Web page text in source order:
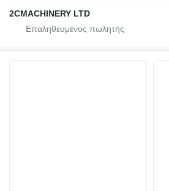
2CMACHINERY LTD